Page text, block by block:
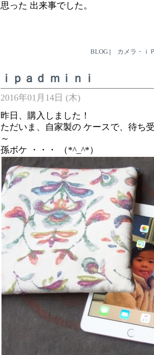
思った 出来事でした。
BLOG | カメラ・ｉ
ｉｐａｄ ｍｉｎｉ
2016年01月14日 (木)
昨日、購入しました！
ただいま、自家製の ケースで、待ち
～
孫ボケ ・・・ （*^_^*）